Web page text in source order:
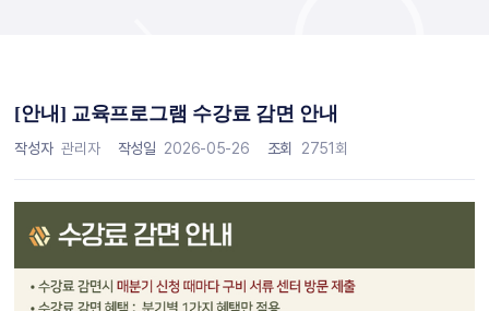
[안내] 교육프로그램 수강료 감면 안내
작성자 관리자 작성일 2026-05-26 조회 2751회